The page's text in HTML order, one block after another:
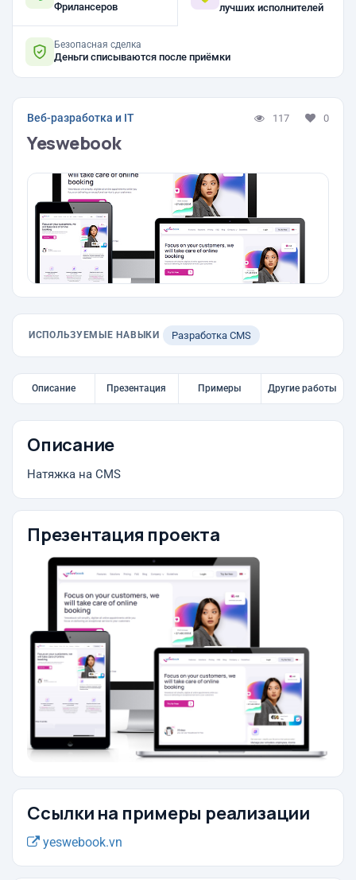
Фрилансеров
лучших исполнителей
Безопасная сделка
Деньги списываются после приёмки
Веб-разработка и IT 117 0
Yeswebook
ИСПОЛЬЗУЕМЫЕ НАВЫКИ Разработка CMS
Описание Презентация Примеры Другие работы
Описание
Натяжка на CMS
Презентация проекта
Ссылки на примеры реализации
yeswebook.vn